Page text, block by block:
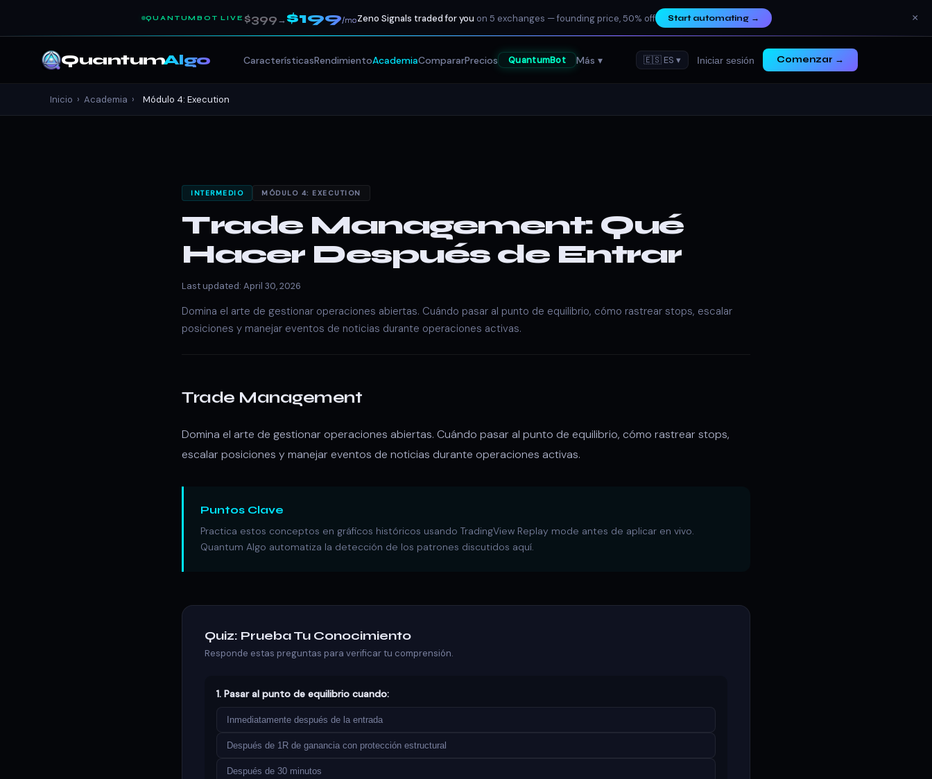
QUANTUMBOT LIVE $399→$199/moZeno Signals traded for you on 5 exchanges — founding price, 50% off Start automating→ ×
QuantumAlgo CaracterísticasRendimientoAcademiaCompararPrecios QuantumBot Más ▾ 🇪🇸 ES ▾ Iniciar sesión Comenzar →
Inicio › Academia › Módulo 4: Execution
INTERMEDIO MÓDULO 4: EXECUTION
Trade Management: Qué
Hacer Después de Entrar
Last updated: April 30, 2026
Domina el arte de gestionar operaciones abiertas. Cuándo pasar al punto de equilibrio, cómo rastrear stops, escalar
posiciones y manejar eventos de noticias durante operaciones activas.
Trade Management
Domina el arte de gestionar operaciones abiertas. Cuándo pasar al punto de equilibrio, cómo rastrear stops,
escalar posiciones y manejar eventos de noticias durante operaciones activas.
Puntos Clave
Practica estos conceptos en gráficos históricos usando TradingView Replay mode antes de aplicar en vivo.
Quantum Algo automatiza la detección de los patrones discutidos aquí.
Quiz: Prueba Tu Conocimiento
Responde estas preguntas para verificar tu comprensión.
1. Pasar al punto de equilibrio cuando:
Inmediatamente después de la entrada
Después de 1R de ganancia con protección estructural
Después de 30 minutos